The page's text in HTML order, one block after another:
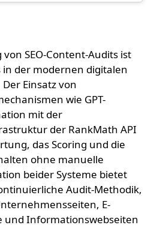
SEO-Content-Audits ist
in der modernen digitalen
Einsatz von
wie GPT-
mit der
der RankMath API
das Scoring und die
ohne manuelle
beider Systeme bietet
Audit-Methodik,
E-
und Informationswebseiten